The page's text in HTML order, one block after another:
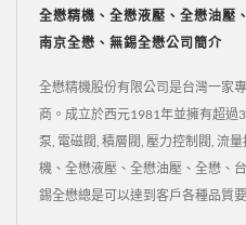
全懋精機、全懋液壓、全懋油壓
南京全懋、無錫全懋公司簡介
全懋精機股份有限公司是台灣一家
商。成立於西元1981年並擁有超過
泵, 電磁閥, 積層閥, 壓力控制閥, 流
機、全懋液壓、全懋油壓、全懋、
錫全懋總是可以達到客戶各種品質